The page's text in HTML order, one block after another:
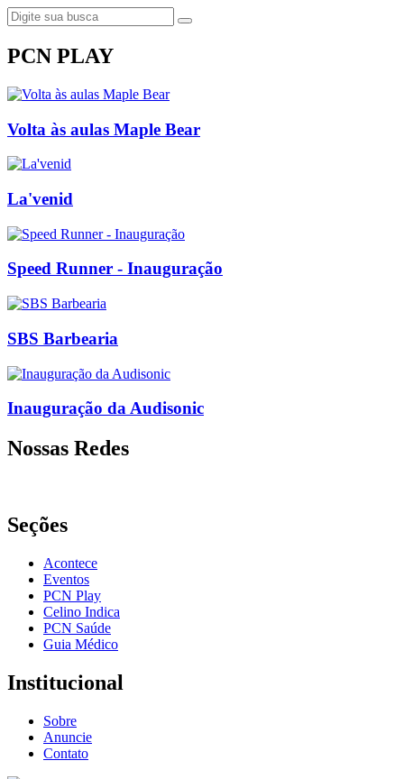
PCN PLAY
Volta às aulas Maple Bear
La'venid
Speed Runner - Inauguração
SBS Barbearia
Inauguração da Audisonic
Nossas Redes
Seções
Acontece
Eventos
PCN Play
Celino Indica
PCN Saúde
Guia Médico
Institucional
Sobre
Anuncie
Contato